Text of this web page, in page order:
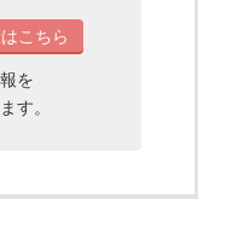
こちら
を
す。